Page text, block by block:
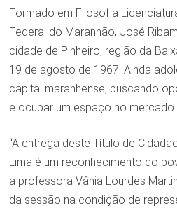
Formado em Filosofia
Federal do Maranhão, José
cidade de Pinheiro, região da
19 de agosto de 1967. Ainda
capital maranhense, buscando
e ocupar um espaço no mercado
“A entrega deste Título de
Lima é um reconhecimento do
a professora Vânia Lourdes
da sessão na condição de